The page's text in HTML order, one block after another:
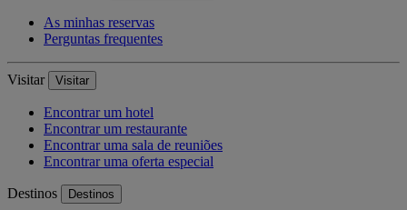
As minhas reservas
Perguntas frequentes
Visitar Visitar
Encontrar um hotel
Encontrar um restaurante
Encontrar uma sala de reuniões
Encontrar uma oferta especial
Destinos Destinos